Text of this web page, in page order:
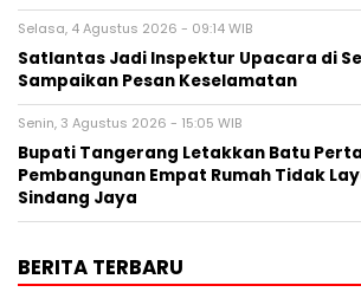
Selasa, 4 Agustus 2026 - 09:14 WIB
Satlantas Jadi Inspektur Upacara di
Sampaikan Pesan Keselamatan
Senin, 3 Agustus 2026 - 15:05 WIB
Bupati Tangerang Letakkan Batu
Pembangunan Empat Rumah Tidak
Sindang Jaya
BERITA TERBARU